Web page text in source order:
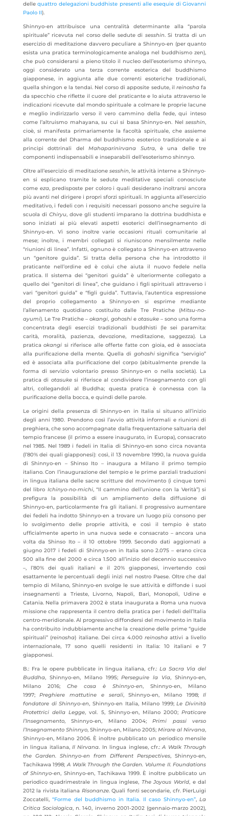
dellequattro delegazioni buddhiste presenti alle esequie di Giovanni
Paolo II).
Shinnyo-en attribuisce una centralità determinante alla “parola
spirituale” ricevuta nel corso delle sedute di sesshin. Si tratta di un
esercizio di meditazione davvero peculiare a Shinnyo-en (per quanto
esista una pratica terminologicamente analoga nel buddhismo zen),
che può considerarsi a pieno titolo il nucleo dell’esoterismo shinnyo,
oggi considerato una terza corrente esoterica del buddhismo
giapponese, in aggiunta alle due correnti esoteriche tradizionali,
quella shingon e la tendai. Nel corso di apposite sedute, il reinosha fa
da specchio che riflette il cuore del praticante e lo aiuta attraverso le
indicazioni ricevute dal mondo spirituale a colmare le proprie lacune
e meglio indirizzarlo verso il vero cammino della fede, qui inteso
come l’altruismo mahayana, su cui si basa Shinnyo-en. Nelsesshin,
cioè, si manifesta primariamente la facoltà spirituale, che assieme
alla corrente del Dharma del buddhismo esoterico tradizionale e ai
principi dottrinali delMahaparinirvana Sutra, è una delle tre
componenti indispensabili e inseparabili dell’esoterismo shinnyo.
Oltre all’esercizio di meditazione sesshin, le attività interne a Shinnyo-
en si esplicano tramite le sedute meditative speciali conosciute
come eza, predisposte per coloro i quali desiderano inoltrarsi ancora
più avanti nel dirigere i propri sforzi spirituali. In aggiunta all’esercizio
meditativo, i fedeli con i requisiti necessari possono anche seguire la
scuola di Chiryu, dove gli studenti imparano la dottrina buddhista e
sono iniziati ai più elevati aspetti esoterici dell’insegnamento di
Shinnyo-en. Vi sono inoltre varie occasioni rituali comunitarie al
mese; inoltre, i membri collegati si riuniscono mensilmente nelle
“riunioni di linea”. Infatti, ognuno è collegato a Shinnyo-en attraverso
un “genitore guida”. Si tratta della persona che ha introdotto il
praticante nell’ordine ed è colui che aiuta il nuovo fedele nella
pratica. Il sistema dei “genitori guida” è ulteriormente collegato a
quello dei “genitori di linea”, che guidano i figli spirituali attraverso i
vari “genitori guida” e “figli guida”. Tuttavia, l’autentica espressione
del proprio collegamento a Shinnyo-en si esprime mediante
l’allenamento quotidiano costituito dalle Tre Pratiche (Mitsu-no-
ayumi). Le Tre Pratiche –okangi, gohoshie otasuke– sono una forma
concentrata degli esercizi tradizionali buddhisti (le sei paramita:
carità, moralità, pazienza, devozione, meditazione, saggezza). La
praticaokangi si riferisce alle offerte fatte con gioia, ed è associata
alla purificazione della mente. Quella di gohoshisignifica “servigio”
ed è associata alla purificazione del corpo (abitualmente prende la
forma di servizio volontario presso Shinnyo-en o nella società). La
pratica di otasukesi riferisce al condividere l’insegnamento con gli
altri, collegandoli al Buddha; questa pratica è connessa con la
purificazione della bocca, e quindi delle parole.
Le origini della presenza di Shinnyo-en in Italia si situano all’inizio
degli anni 1980. Prendono così l’avvio attività informali e riunioni di
preghiera, che sono accompagnate dalla frequentazione saltuaria del
tempio francese (il primo a essere inaugurato, in Europa), consacrato
nel 1985. Nel 1989 i fedeli in Italia di Shinnyo-en sono circa novanta
(l’80% dei quali giapponesi): così, il 13 novembre 1990, la nuova guida
di Shinnyo-en – Shinso Ito – inaugura a Milano il primo tempio
italiano. Con l’inaugurazione del tempio e le prime parziali traduzioni
in lingua italiana delle sacre scritture del movimento (i cinque tomi
del libro Ichinyo-no-michi, “Il cammino dell’unione con la Verità”) si
prefigura la possibilità di un ampliamento della diffusione di
Shinnyo-en, particolarmente fra gli italiani. Il progressivo aumentare
dei fedeli ha indotto Shinnyo-en a trovare un luogo più consono per
lo svolgimento delle proprie attività, e così il tempio è stato
ufficialmente aperto in una nuova sede e consacrato – ancora una
volta da Shinso Ito – il 10 ottobre 1999. Secondo dati aggiornati a
giugno 2017 i fedeli di Shinnyo-en in Italia sono 2.075 – erano circa
500 alla fine del 2000 e circa 1.500 all’inizio del decennio successivo
–, l’80% dei quali italiani e il 20% giapponesi, invertendo così
esattamente le percentuali degli inizi nel nostro Paese. Oltre che dal
tempio di Milano, Shinnyo-en svolge le sue attività e diffonde i suoi
insegnamenti a Trieste, Livorno, Napoli, Bari, Monopoli, Udine e
Catania. Nella primavera 2002 è stata inaugurata a Roma una nuova
missione che rappresenta il centro della pratica per i fedeli dell’Italia
centro-meridionale. Al progressivo diffondersi del movimento in Italia
ha contribuito indubbiamente anche la creazione delle prime “guide
spirituali” (reinosha) italiane. Dei circa 4.000reinosha attivi a livello
internazionale, 17 sono quelli residenti in Italia: 10 italiani e 7
giapponesi.
B.: Fra le opere pubblicate in lingua italiana, cfr.:La Sacra Via del
Buddha, Shinnyo-en, Milano 1995;Perseguire la Via, Shinnyo-en,
Milano 2016; Che cosa è Shinnyo-en, Shinnyo-en, Milano
1997;Preghiere mattutine e serali, Shinnyo-en, Milano 1998;Il
fondatore di Shinnyo-en, Shinnyo-en Italia, Milano 1999;Le Divinità
Protettrici della Legge, vol. 5, Shinnyo-en, Milano 2000;Praticare
l’Insegnamento, Shinnyo-en, Milano 2004;Primi passi verso
l’Insegnamento Shinnyo, Shinnyo-en, Milano 2005;Mirare al Nirvana,
Shinnyo-en, Milano 2006. È inoltre pubblicato un periodico mensile
in lingua italiana, Il Nirvana. In lingua inglese, cfr.:A Walk Through
the Garden. Shinnyo-en from Different Perspectives, Shinnyo-en,
Tachikawa 1998;A Walk Through the Garden. Volume II. Foundations
of Shinnyo-en, Shinnyo-en, Tachikawa 1999. È inoltre pubblicato un
periodico quadrimestrale in lingua inglese, The Joyous World, e dal
2012 la rivista italiana Risonanze. Quali fonti secondarie, cfr. PierLuigi
Zoccatelli,“Forme del buddhismo in Italia. Il caso Shinnyo-en”,La
Critica Sociologica, n. 140, inverno 2001-2002 (gennaio-marzo 2002),